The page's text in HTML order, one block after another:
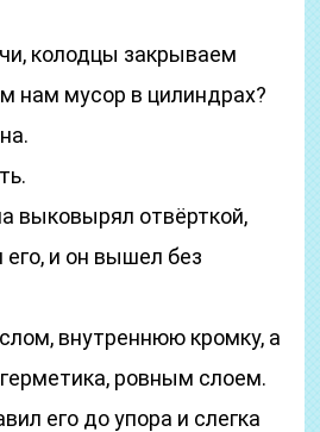
колодцы закрываем
нам мусор в цилиндрах?
выковырял отвёрткой,
и он вышел без
внутреннюю кромку, а
ровным слоем.
его до упора и слегка